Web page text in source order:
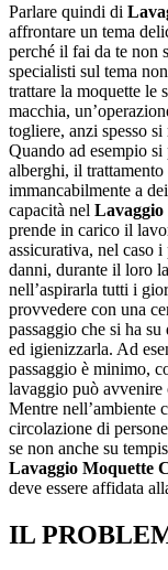
Parlare quindi di
affrontare un tema
perché il fai da te non
specialisti sul tema
trattare la moquette le
macchia,
togliere, anzi spesso
Quando ad esempio
alberghi, il
immancabilmente a
capacità nel Lavaggio
prende in carico il
assicurativa, nel caso
danni, durante il loro
nell’aspirarla tutti i
provvedere con una
passaggio che si ha
ed igienizzarla. Ad
passaggio è minimo,
lavaggio può avvenire
Mentre nell’ambiente
circolazione di
se non anche su
Lavaggio Moquette
deve essere affidata
IL